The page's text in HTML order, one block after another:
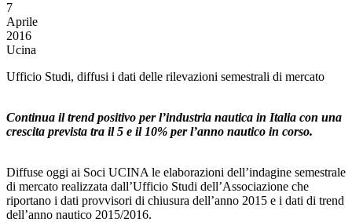
7
Aprile
2016
Ucina
Ufficio Studi, diffusi i dati delle rilevazioni semestrali di mercato
Continua il trend positivo per l’industria nautica in Italia con una
crescita prevista tra il 5 e il 10% per l’anno nautico in corso.
Diffuse oggi ai Soci UCINA le elaborazioni dell’indagine semestrale
di mercato realizzata dall’Ufficio Studi dell’Associazione che
riportano i dati provvisori di chiusura dell’anno 2015 e i dati di trend
dell’anno nautico 2015/2016.